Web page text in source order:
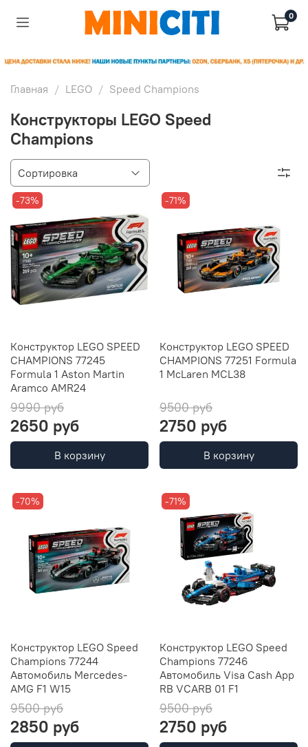
0
Главная LEGO Speed Champions
Конструкторы LEGO Speed
Champions
-73%
Конструктор LEGO SPEED
CHAMPIONS 77245
Formula 1 Aston Martin
Aramco AMR24
9990 руб
2650 руб
В корзину
-71%
Конструктор LEGO SPEED
CHAMPIONS 77251 Formula
1 McLaren MCL38
9500 руб
2750 руб
В корзину
-70%
Конструктор LEGO Speed
Champions 77244
Автомобиль Mercedes-
AMG F1 W15
9500 руб
2850 руб
-71%
Конструктор LEGO Speed
Champions 77246
Автомобиль Visa Cash App
RB VCARB 01 F1
9500 руб
2750 руб